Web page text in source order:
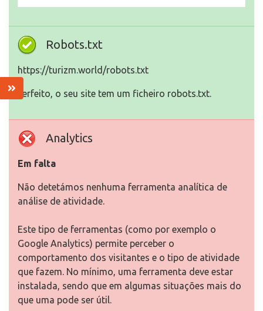
Robots.txt
https://turizm.world/robots.txt
Perfeito, o seu site tem um ficheiro robots.txt.
Analytics
Em falta
Não detetámos nenhuma ferramenta analítica de
análise de atividade.
Este tipo de ferramentas (como por exemplo o
Google Analytics) permite perceber o
comportamento dos visitantes e o tipo de atividade
que fazem. No mínimo, uma ferramenta deve estar
instalada, sendo que em algumas situações mais do
que uma pode ser útil.